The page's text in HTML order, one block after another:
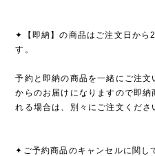
✦【即納】の商品はご注文日から
す。
予約と即納の商品を一緒にご注
からのお届けになりますので即
れる場合は、別々にご注文くださ
✦ご予約商品のキャンセルに関し